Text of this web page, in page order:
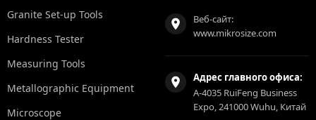
Granite Set-up Tools
Hardness Tester
Measuring Tools
Metallographic Equipment
Microscope
Веб-сайт:
www.mikrosize.com
Адрес главного офиса:
A-4035 RuiFeng Business
Expo, 241000 Wuhu, Китай